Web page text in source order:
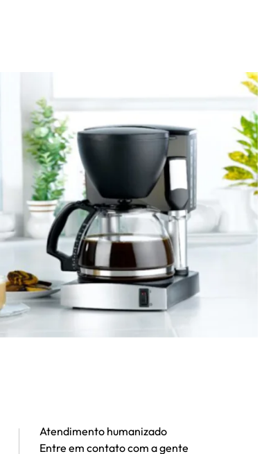
Atendimento humanizado
Entre em contato com a gente